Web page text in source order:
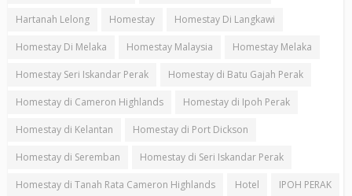
Hartanah Lelong Homestay Homestay Di Langkawi
Homestay Di Melaka Homestay Malaysia Homestay Melaka
Homestay Seri Iskandar Perak Homestay di Batu Gajah Perak
Homestay di Cameron Highlands Homestay di Ipoh Perak
Homestay di Kelantan Homestay di Port Dickson
Homestay di Seremban Homestay di Seri Iskandar Perak
Homestay di Tanah Rata Cameron Highlands Hotel IPOH PERAK